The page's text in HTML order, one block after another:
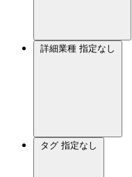
詳細業種 指定なし
タグ 指定なし